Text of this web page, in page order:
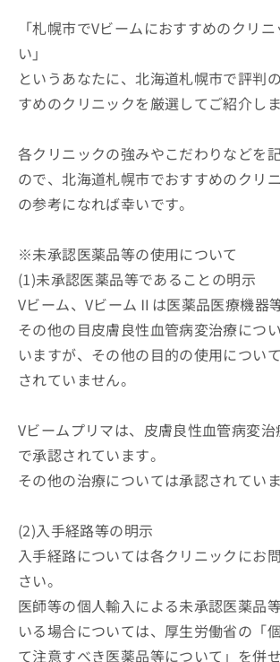
「札幌市でVビームにおすすめのクリ
い」
というあなたに、北海道札幌市で評判
すめのクリニックを厳選してご紹介しま
各クリニックの強みやこだわりなどを
ので、北海道札幌市でおすすめのクリ
の参考になれば幸いです。
※未承認医薬品等の使用について
(1)未承認医薬品等であることの明示
Vビーム、VビームⅡは医薬品医療機器
その他の目皮膚良性血管病変治療につ
いますが、その他の目的の使用につい
されていません。
Vビームプリマは、皮膚良性血管病変
で承認されています。
その他の治療については承認されていま
(2)入手経路等の明示
入手経路については各クリニックにお
さい。
医師等の個人輸入による未承認医薬品
いる場合については、厚生労働省の「
て注意すべき医薬品等について」を併
ビ
関
す
る
お
い
合
わ
せ
ち
ら
こち
らは
マイ
ナビ
ニッ
イト
お問
合せ
フォ
りま
す。
クリ
ニッ
クの
予
約・
のご
ら
広
告
出
の
お
問
い
せ
は
こ
ち
ら
資
料
ご
求
は
ら
無
料
情
報
拡
広
告
代
店
方
は
ち
広
告
出
稿
の
問
い
合
わ
こ
ち
ら
資
料
お